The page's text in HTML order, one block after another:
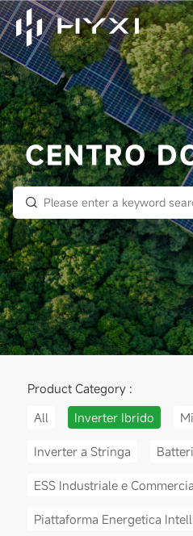
CENTRO
Product Category :
All
Inverter Ibrido
Inverter a Stringa
ESS Industriale e
Piattaforma Energetica